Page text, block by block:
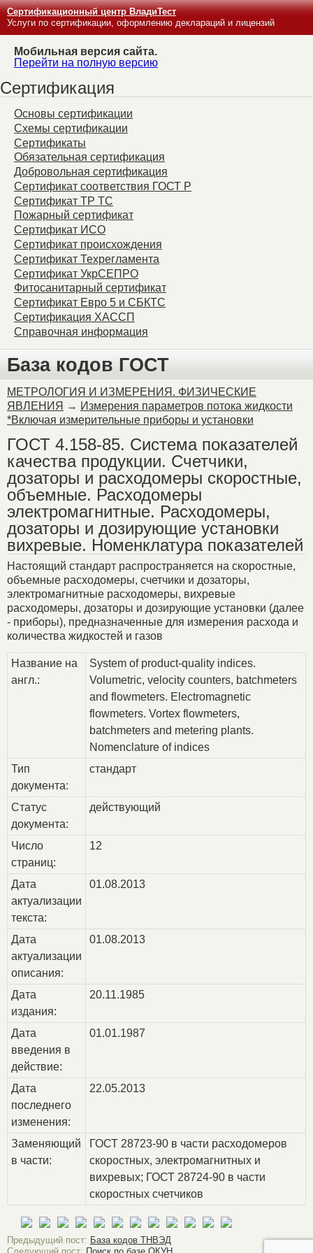
Сертификационный центр ВладиТест
Услуги по сертификации, оформлению деклараций и лицензий
Мобильная версия сайта.
Перейти на полную версию
Сертификация
Основы сертификации
Схемы сертификации
Сертификаты
Обязательная сертификация
Добровольная сертификация
Сертификат соответствия ГОСТ Р
Сертификат ТР ТС
Пожарный сертификат
Сертификат ИСО
Сертификат происхождения
Сертификат Техрегламента
Сертификат УкрСЕПРО
Фитосанитарный сертификат
Сертификат Евро 5 и СБКТС
Сертификация ХАССП
Справочная информация
База кодов ГОСТ
МЕТРОЛОГИЯ И ИЗМЕРЕНИЯ. ФИЗИЧЕСКИЕ
ЯВЛЕНИЯ → Измерения параметров потока жидкости
*Включая измерительные приборы и установки
ГОСТ 4.158-85. Система показателей
качества продукции. Счетчики,
дозаторы и расходомеры скоростные,
объемные. Расходомеры
электромагнитные. Расходомеры,
дозаторы и дозирующие установки
вихревые. Номенклатура показателей
Настоящий стандарт распространяется на скоростные,
объемные расходомеры, счетчики и дозаторы,
электромагнитные расходомеры, вихревые
расходомеры, дозаторы и дозирующие установки (далее
- приборы), предназначенные для измерения расхода и
количества жидкостей и газов
Название на
англ.:
System of product-quality indices.
Volumetric, velocity counters, batchmeters
and flowmeters. Electromagnetic
flowmeters. Vortex flowmeters,
batchmeters and metering plants.
Nomenclature of indices
Тип
документа:
стандарт
Статус
документа:
действующий
Число
страниц:
12
Дата
актуализации
текста:
01.08.2013
Дата
актуализации
описания:
01.08.2013
Дата
издания:
20.11.1985
Дата
введения в
действие:
01.01.1987
Дата
последнего
изменения:
22.05.2013
Заменяющий
в части:
ГОСТ 28723-90 в части расходомеров
скоростных, электромагнитных и
вихревых; ГОСТ 28724-90 в части
скоростных счетчиков
Предыдущий пост: База кодов ТНВЭД